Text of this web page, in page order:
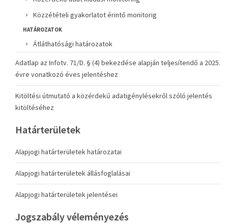
Közzétételi gyakorlatot érintő monitorig
HATÁROZATOK
Átláthatósági határozatok
Adatlap az Infotv. 71/D. § (4) bekezdése alapján teljesítendő a 2025.
évre vonatkozó éves jelentéshez
Kitöltési útmutató a közérdekű adatigénylésekről szóló jelentés
kitöltéséhez
Határterületek
Alapjogi határterületek határozatai
Alapjogi határterületek állásfoglalásai
Alapjogi határterületek jelentései
Jogszabály véleményezés